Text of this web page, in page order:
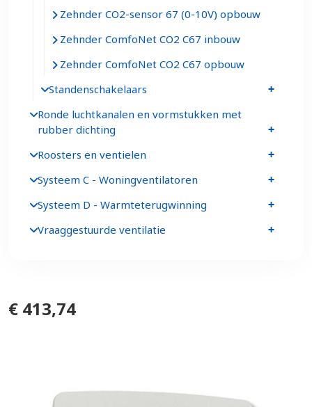
€ 413,74
Zehnder CO2-sensor 67 (0-10V) opbouw
Zehnder ComfoNet CO2 C67 inbouw
Zehnder ComfoNet CO2 C67 opbouw
Standenschakelaars
Ronde luchtkanalen en vormstukken met
rubber dichting
Roosters en ventielen
Systeem C - Woningventilatoren
Systeem D - Warmteterugwinning
Vraaggestuurde ventilatie